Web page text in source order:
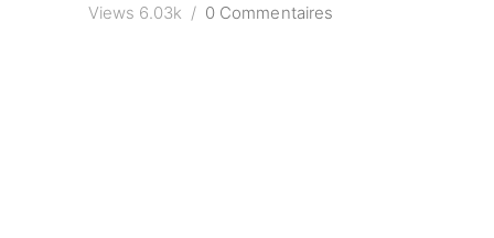
Views 6.03k 0 Commentaires